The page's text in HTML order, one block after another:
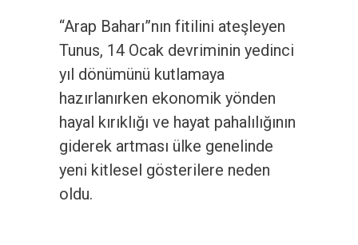
“Arap Baharı”nın fitilini ateşleyen
Tunus, 14 Ocak devriminin yedinci
yıl dönümünü kutlamaya
hazırlanırken ekonomik yönden
hayal kırıklığı ve hayat pahalılığının
giderek artması ülke genelinde
yeni kitlesel gösterilere neden
oldu.